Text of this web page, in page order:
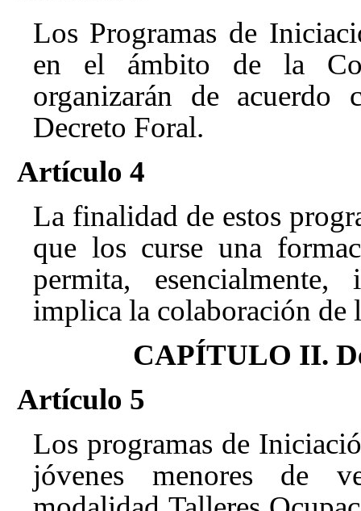
Los Programas de
en el ámbito de la
organizarán de
Decreto Foral.
Artículo 4
La finalidad de estos
que los curse una
permita,
implica la colaboración de
CAPÍTULO II.
Artículo 5
Los programas de
jóvenes menores de